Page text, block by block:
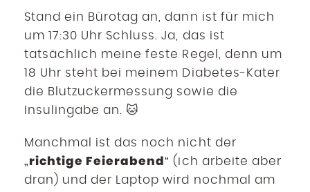
Stand ein Bürotag an, dann ist für mich
um 17:30 Uhr Schluss. Ja, das ist
tatsächlich meine feste Regel, denn um
18 Uhr steht bei meinem Diabetes-Kater
die Blutzuckermessung sowie die
Insulingabe an. 🐱
Manchmal ist das noch nicht der
„richtige Feierabend“ (ich arbeite aber
dran) und der Laptop wird nochmal am